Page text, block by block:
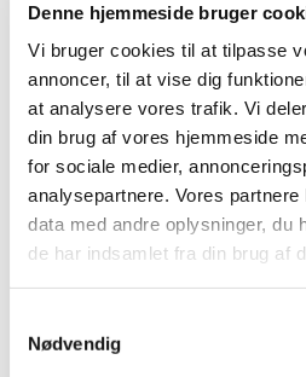
Denne hjemmeside bruger
Vi bruger cookies til at tilpasse
annoncer, til at vise dig
at analysere vores trafik. Vi
din brug af vores hjemmeside
for sociale medier,
analysepartnere. Vores
data med andre oplysninger, du
de har indsamlet fra din brug af
Nødvendig
2016 (167)
2015 (33)
2014 (44)
2013 (49)
2012 (44)
2011 (13)
2010 (7)
2009 (14)
oktober (1)